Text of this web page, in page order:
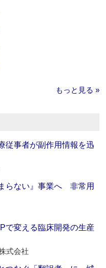
もっと見る »
従事者が副作用情報を迅
らない』事業へ 非常用
で変える臨床開発の生産
式会社